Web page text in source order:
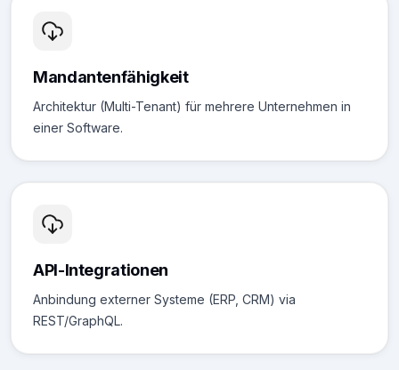
Mandantenfähigkeit
Architektur (Multi-Tenant) für mehrere Unternehmen in
einer Software.
API-Integrationen
Anbindung externer Systeme (ERP, CRM) via
REST/GraphQL.